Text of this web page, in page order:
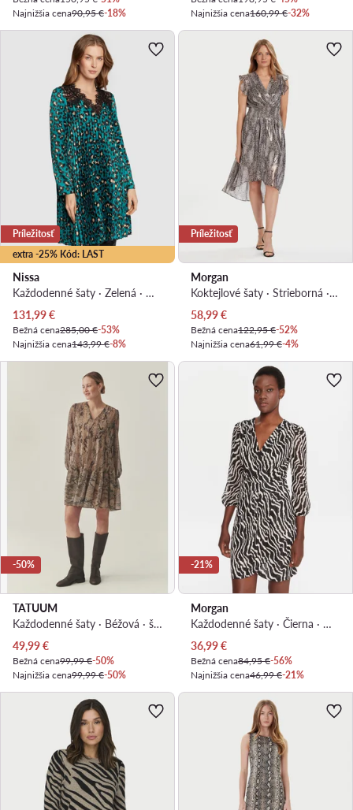
Najnižšia cena90,95 €-18%
Najnižšia cena160,99 €-32%
extra -25% Kód: LAST
Príležitosť
Nissa
Každodenné šaty · Zelená · Mini
Aktuálna cena
131,99€
Bežná cena285,00 €-53%
Najnižšia cena143,99 €-8%
Príležitosť
Morgan
Koktejlové šaty · Strieborná · Midi, Asymetrická
Aktuálna cena
58,99€
Bežná cena122,95 €-52%
Najnižšia cena61,99 €-4%
-50%
TATUUM
Každodenné šaty · Béžová · štandardná
Aktuálna cena
49,99€
Bežná cena99,99 €-50%
Najnižšia cena99,99 €-50%
-21%
Morgan
Každodenné šaty · Čierna · Mini
Aktuálna cena
36,99€
Bežná cena84,95 €-56%
Najnižšia cena46,99 €-21%